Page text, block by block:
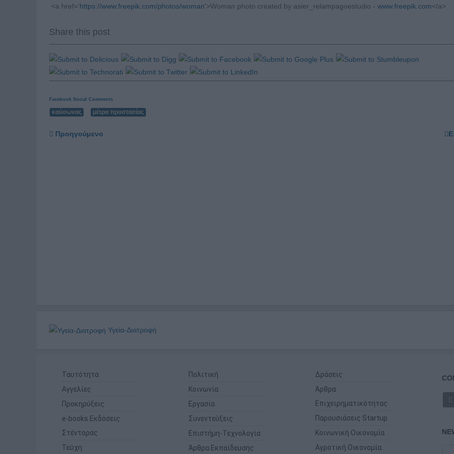
<a href='https://www.freepik.com/photos/woman'>Woman photo created by asier_relampagoestudio - www.freepik.com</a>
Share this post
Facebook Social Comments
καύσωνας μέτρα προστασίας
Προηγούμενο
Υγεία-Διατροφή
Ταυτότητα
Αγγελίες
Προκηρύξεις
e-books Εκδόσεις
Στέντορας
Τεύχη
Πολιτική
Κοινωνία
Εργασία
Συνεντεύξεις
Επιστήμη-Τεχνολογία
Άρθρα Εκπαίδευσης
Δράσεις
Άρθρα
Επιχειρηματικότητας
Παρουσιάσεις Startup
Κοινωνική Οικονομία
Αγροτική Οικονομία